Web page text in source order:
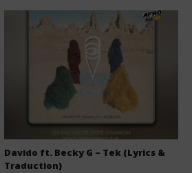
Davido ft. Becky G – Tek (Lyrics &
Traduction)